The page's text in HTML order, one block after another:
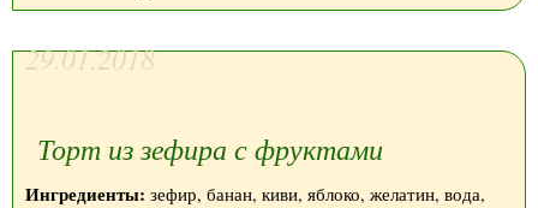
29.01.2018
Торт из зефира с фруктами
Ингредиенты: зефир, банан, киви, яблоко, желатин, вода,